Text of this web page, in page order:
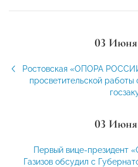
03 Июня
Ростовская «ОПОРА
просветительской
03 Июня
Первый вице-
Газизов обсудил с